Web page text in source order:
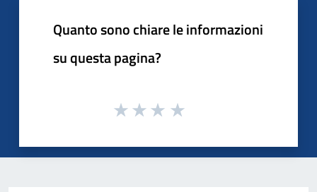
Quanto sono chiare le informazioni
su questa pagina?